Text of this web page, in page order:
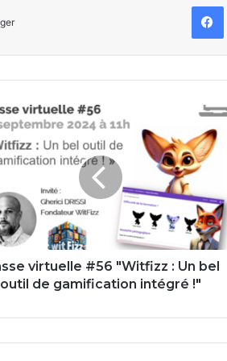
virtuelle #56 "Witfizz : Un bel
outil de gamification intégré !"